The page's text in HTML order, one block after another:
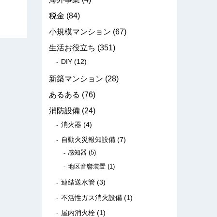
税金 (84)
小規模マンション (67)
生活お役立ち (351)
DIY (12)
新築マンション (28)
あるある (76)
消防設備 (24)
消火器 (4)
自動火災報知設備 (7)
感知器 (5)
地区音響装置 (1)
連結送水管 (3)
不活性ガス消火設備 (1)
屋内消火栓 (1)